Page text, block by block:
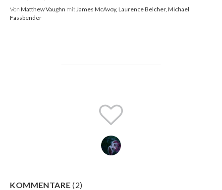
Von Matthew Vaughn mit James McAvoy, Laurence Belcher, Michael
Fassbender
KOMMENTARE(2)